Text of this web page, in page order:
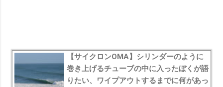
【サイクロンOMA】シリンダーのように
巻き上げるチューブの中に入ったぼくが語
りたい、ワイプアウトするまでに何があっ